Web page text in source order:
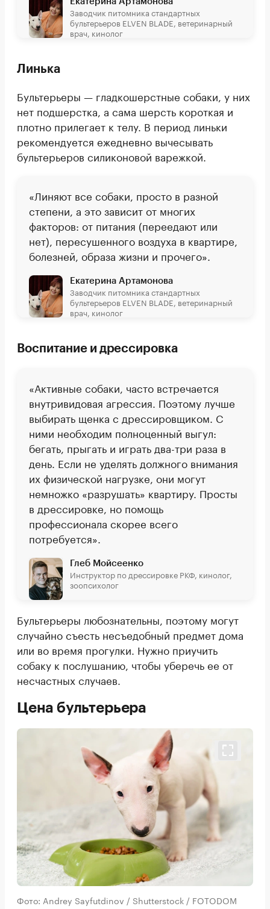
Заводчик питомника стандартных
бультерьеров ELVEN BLADE, ветеринарный
врач, кинолог
Линька
Бультерьеры — гладкошерстные собаки, у них
нет подшерстка, а сама шерсть короткая и
плотно прилегает к телу. В период линьки
рекомендуется ежедневно вычесывать
бультерьеров силиконовой варежкой.
«Линяют все собаки, просто в разной
степени, а это зависит от многих
факторов: от питания (переедают или
нет), пересушенного воздуха в квартире,
болезней, образа жизни и прочего».
Екатерина Артамонова
Заводчик питомника стандартных
бультерьеров ELVEN BLADE, ветеринарный
врач, кинолог
Воспитание и дрессировка
«Активные собаки, часто встречается
внутривидовая агрессия. Поэтому лучше
выбирать щенка с дрессировщиком. С
ними необходим полноценный выгул:
бегать, прыгать и играть два-три раза в
день. Если не уделять должного внимания
их физической нагрузке, они могут
немножко «разрушать» квартиру. Просты
в дрессировке, но помощь
профессионала скорее всего
потребуется».
Глеб Мойсеенко
Инструктор по дрессировке РКФ, кинолог,
зоопсихолог
Бультерьеры любознательны, поэтому могут
случайно съесть несъедобный предмет дома
или во время прогулки. Нужно приучить
собаку к послушанию, чтобы уберечь ее от
несчастных случаев.
Цена бультерьера
Фото: Andrey Sayfutdinov / Shutterstock / FOTODOM